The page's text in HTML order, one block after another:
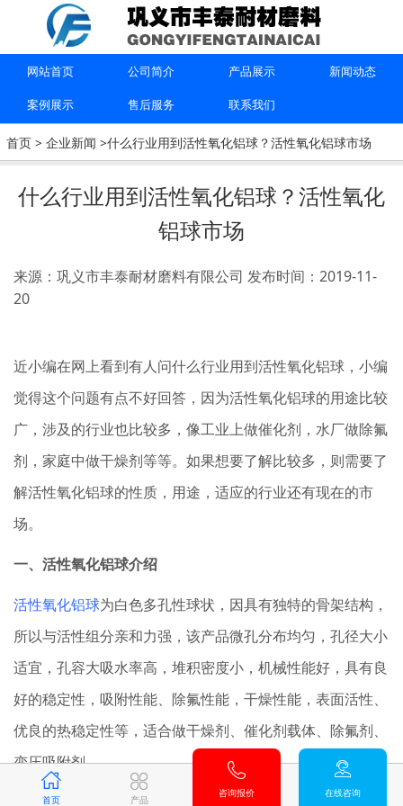
首页 产品
咨询报价 在线咨询
网站首页 公司简介 产品展示 新闻动态
案例展示 售后服务 联系我们
首页> 企业新闻 >什么行业用到活性氧化铝球？活性氧化铝球市场
什么行业用到活性氧化铝球？活性氧化
铝球市场
来源：巩义市丰泰耐材磨料有限公司 发布时间：2019-11-
20
近小编在网上看到有人问什么行业用到活性氧化铝球，小编
觉得这个问题有点不好回答，因为活性氧化铝球的用途比较
广，涉及的行业也比较多，像工业上做催化剂，水厂做除氟
剂，家庭中做干燥剂等等。如果想要了解比较多，则需要了
解活性氧化铝球的性质，用途，适应的行业还有现在的市
场。
一、活性氧化铝球介绍
活性氧化铝球为白色多孔性球状，因具有独特的骨架结构，
所以与活性组分亲和力强，该产品微孔分布均匀，孔径大小
适宜，孔容大吸水率高，堆积密度小，机械性能好，具有良
好的稳定性，吸附性能、除氟性能，干燥性能，表面活性、
优良的热稳定性等，适合做干燥剂、催化剂载体、除氟剂、
变压吸附剂。
上一篇：活性氧化铝球有毒吗？活性氧化铝球原材料
下一篇： 活性氧化铝球怎么再生？活性氧化铝球再生方法
联系我们
15670615091
巩义市丰泰耐材磨料有限公司